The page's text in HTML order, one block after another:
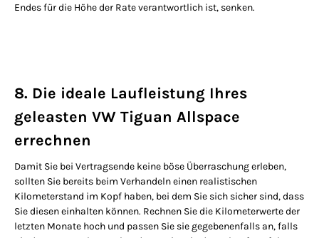
Endes für die Höhe der Rate verantwortlich ist, senken.
8. Die ideale Laufleistung Ihres
geleasten VW Tiguan Allspace
errechnen
Damit Sie bei Vertragsende keine böse Überraschung erleben,
sollten Sie bereits beim Verhandeln einen realistischen
Kilometerstand im Kopf haben, bei dem Sie sich sicher sind, dass
Sie diesen einhalten können. Rechnen Sie die Kilometerwerte der
letzten Monate hoch und passen Sie sie gegebenenfalls an, falls